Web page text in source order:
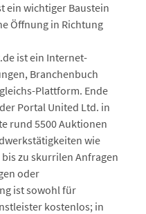
ein wichtiger Baustein
Öffnung in Richtung
ist ein Internet-
Branchenbuch
Plattform. Ende
Portal United Ltd. in
rund 5500 Auktionen
wie
zu skurrilen Anfragen
oder
ist sowohl für
kostenlos; in